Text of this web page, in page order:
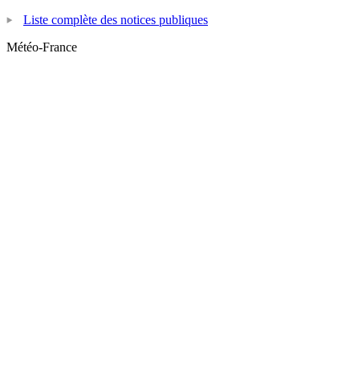
Liste complète des notices publiques
Météo-France